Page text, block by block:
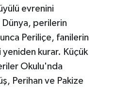
evrenini
perilerin
Periliçe, fanilerin
yeniden kurar. Küçük
Okulu'nda
Perihan ve Pakize